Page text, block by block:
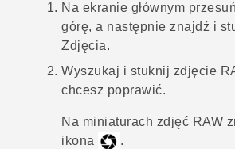
Urządzenia i akcesoria HTC
Zaloguj się
Na ekranie głównym
górę, a następnie znajdź i
Zdjęcia.
Wyszukaj i stuknij zdjęcie
chcesz poprawić.
Na miniaturach zdjęć RAW
ikona
.